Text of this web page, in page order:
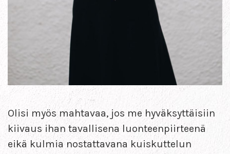
Olisi myös mahtavaa, jos me hyväksyttäisiin
kiivaus ihan tavallisena luonteenpiirteenä
eikä kulmia nostattavana kuiskuttelun